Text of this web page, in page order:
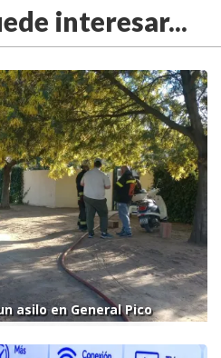
interesar...
asilo en General Pico